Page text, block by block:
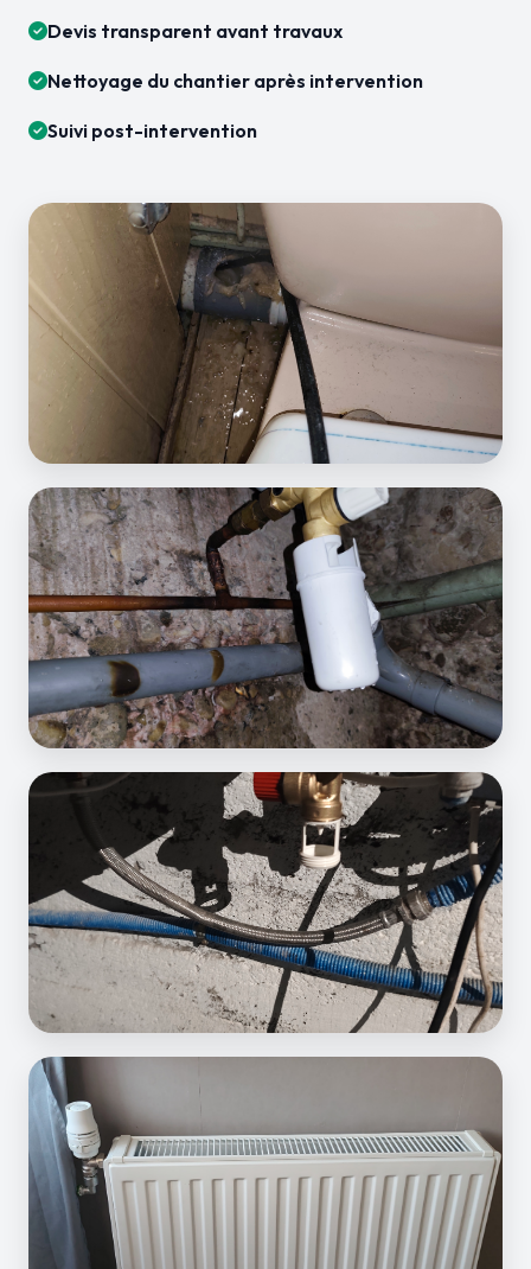
Devis transparent avant travaux
Nettoyage du chantier après intervention
Suivi post-intervention